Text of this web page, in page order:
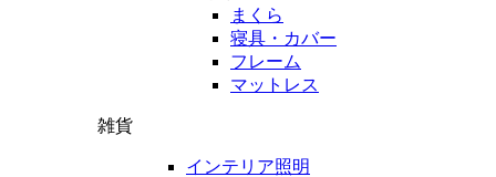
まくら
寝具・カバー
フレーム
マットレス
雑貨
インテリア照明